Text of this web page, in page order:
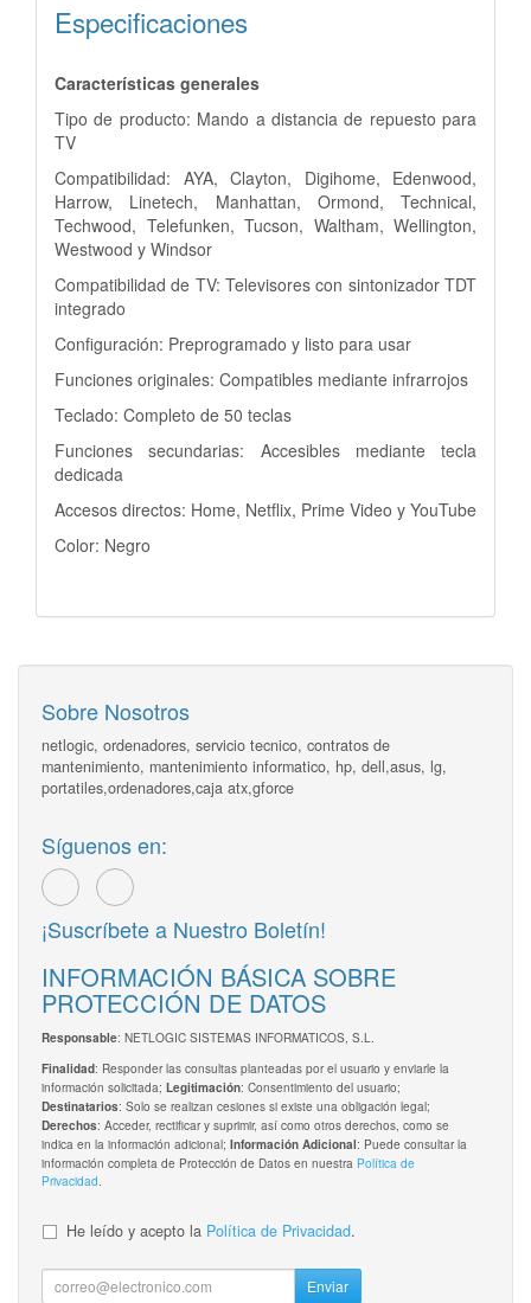
Especificaciones
Características generales
Tipo de producto: Mando a distancia de repuesto para
TV
Compatibilidad: AYA, Clayton, Digihome, Edenwood,
Harrow, Linetech, Manhattan, Ormond, Technical,
Techwood, Telefunken, Tucson, Waltham, Wellington,
Westwood y Windsor
Compatibilidad de TV: Televisores con sintonizador TDT
integrado
Configuración: Preprogramado y listo para usar
Funciones originales: Compatibles mediante infrarrojos
Teclado: Completo de 50 teclas
Funciones secundarias: Accesibles mediante tecla
dedicada
Accesos directos: Home, Netflix, Prime Video y YouTube
Color: Negro
Sobre Nosotros
netlogic, ordenadores, servicio tecnico, contratos de
mantenimiento, mantenimiento informatico, hp, dell,asus, lg,
portatiles,ordenadores,caja atx,gforce
Síguenos en:
¡Suscríbete a Nuestro Boletín!
INFORMACIÓN BÁSICA SOBRE
PROTECCIÓN DE DATOS
Responsable: NETLOGIC SISTEMAS INFORMATICOS, S.L.
Finalidad: Responder las consultas planteadas por el usuario y enviarle la
información solicitada; Legitimación: Consentimiento del usuario;
Destinatarios: Solo se realizan cesiones si existe una obligación legal;
Derechos: Acceder, rectificar y suprimir, así como otros derechos, como se
indica en la información adicional; Información Adicional: Puede consultar la
información completa de Protección de Datos en nuestra Política de
Privacidad
He leído y acepto la Política de Privacidad.
Enviar